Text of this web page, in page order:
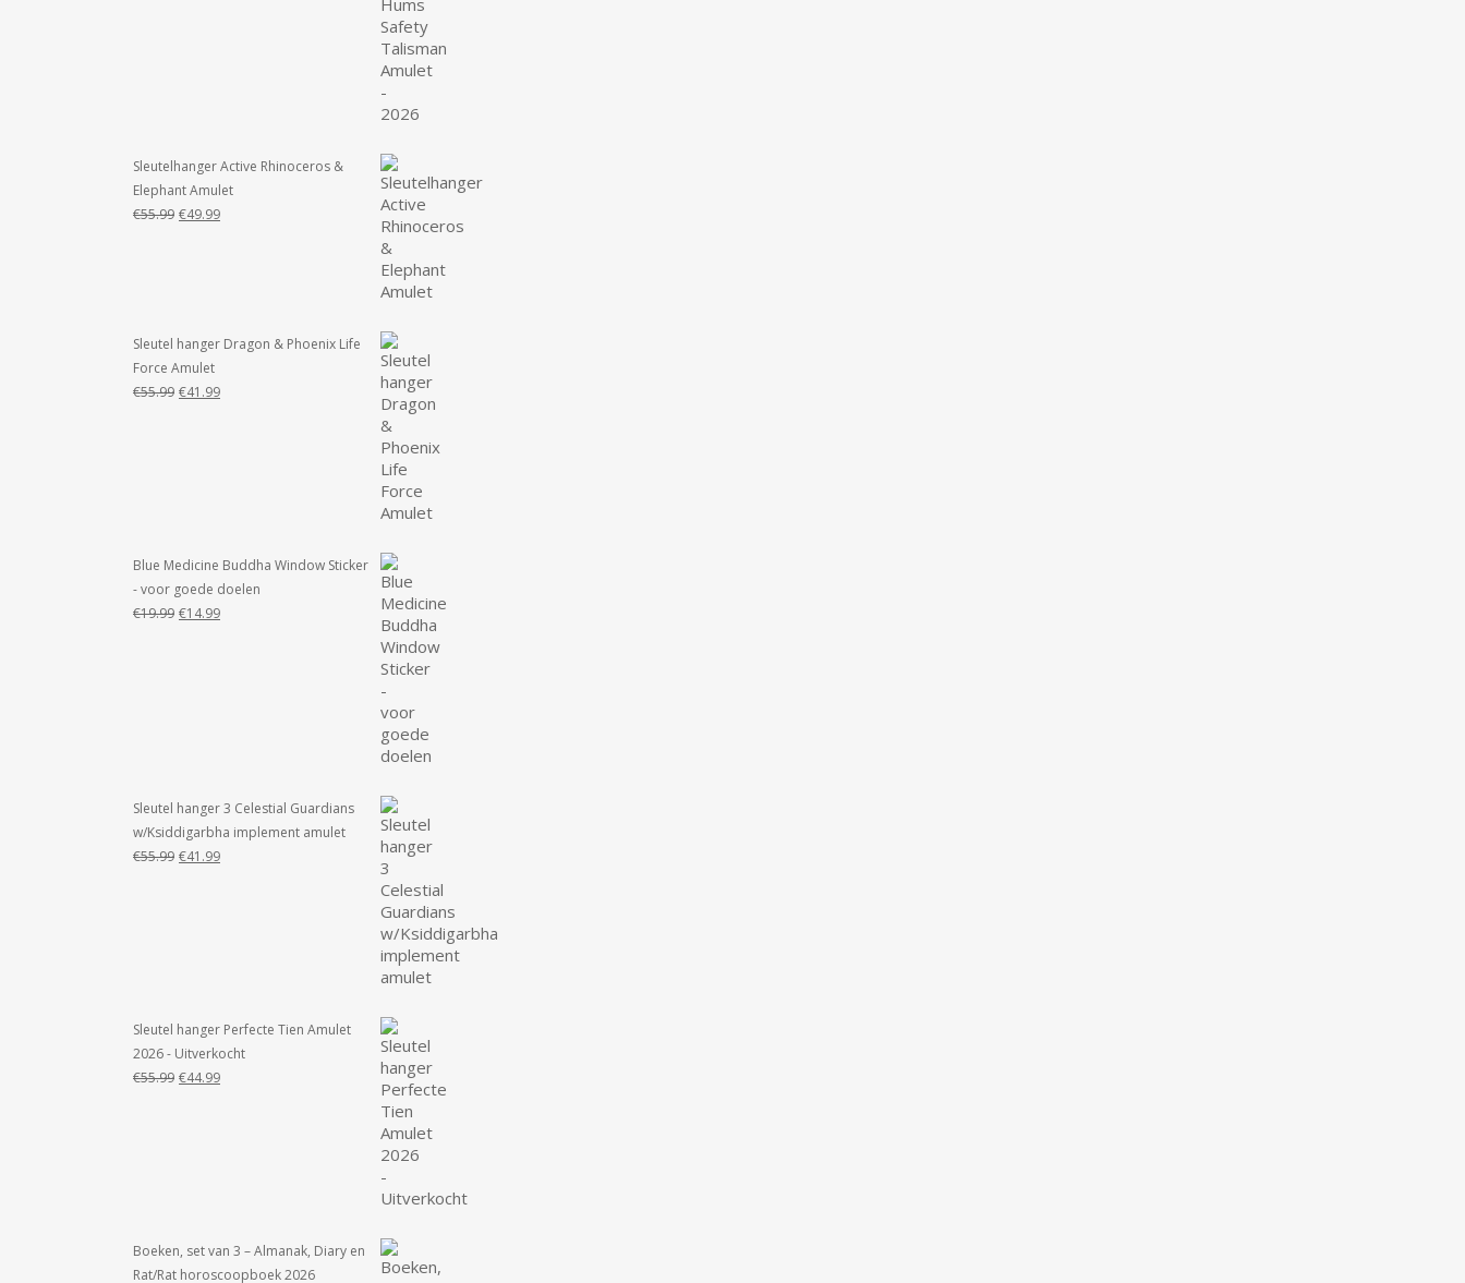
Sleutelhanger Active Rhinoceros &
Elephant Amulet
€55.99 Oorspronkelijke
€49.99Huidige
Sleutel hanger Dragon & Phoenix Life
Force Amulet
€55.99 Oorspronkelijke
€41.99Huidige
Blue Medicine Buddha Window Sticker
- voor goede doelen
€19.99 Oorspronkelijke
€14.99Huidige
Sleutel hanger 3 Celestial Guardians
w/Ksiddigarbha implement amulet
€55.99 Oorspronkelijke
€41.99Huidige
Sleutel hanger Perfecte Tien Amulet
2026 - Uitverkocht
€55.99 Oorspronkelijke
€44.99Huidige
Boeken, set van 3 – Almanak, Diary en
Rat/Rat horoscoopboek 2026